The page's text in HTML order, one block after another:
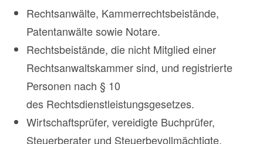
Rechtsanwälte, Kammerrechtsbeistände,
Patentanwälte sowie Notare.
Rechtsbeistände, die nicht Mitglied einer
Rechtsanwaltskammer sind, und registrierte
Personen nach § 10
des Rechtsdienstleistungsgesetzes.
Wirtschaftsprüfer, vereidigte Buchprüfer,
Steuerberater und Steuerbevollmächtigte.